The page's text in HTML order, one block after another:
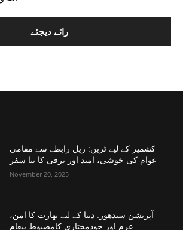
کشمیر کے لیے ٹرین: ریل رابطے سے مقامی
عوام کی خوشی، امید اور ترقی کا نیا سفر
November 20, 2025
آپریشن سندھور: دنیا کے لیے بھارت کا امن،
عزم اور خودمختاری کامضبوط پیغام